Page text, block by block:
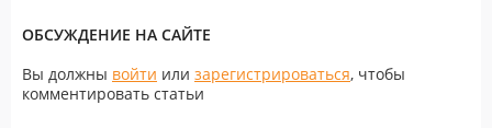
ОБСУЖДЕНИЕ НА САЙТЕ
Вы должны войти или зарегистрироваться, чтобы
комментировать статьи